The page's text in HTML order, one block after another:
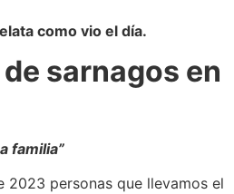
como vio el día.
sarnagos en
familia”
2023 personas que llevamos el